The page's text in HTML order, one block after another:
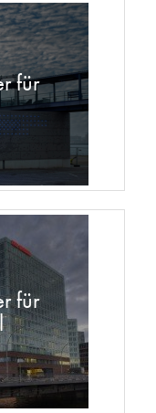
für
für